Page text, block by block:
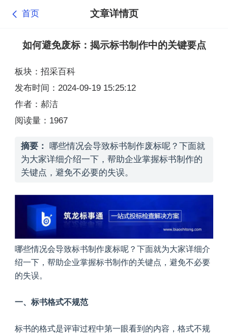
首页 文章详情页
如何避免废标：揭示标书制作中的关键要点
板块：招采百科
发布时间：2024-09-19 15:25:12
作者：郝洁
阅读量：1967
摘要： 哪些情况会导致标书制作废标呢？下面就
为大家详细介绍一下，帮助企业掌握标书制作的
关键点，避免不必要的失误。
哪些情况会导致标书制作废标呢？下面就为大家详细介
绍一下，帮助企业掌握标书制作的关键点，避免不必要
的失误。
一、标书格式不规范
标书的格式是评审过程中第一眼看到的内容，格式不规